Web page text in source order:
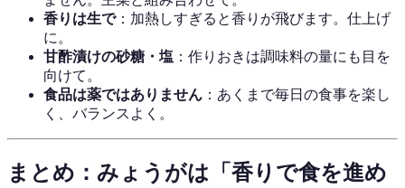
香りは生で：加熱しすぎると香りが飛びます。仕上げ
に。
甘酢漬けの砂糖・塩 ：作りおきは調味料の量にも目を
向けて。
食品は薬ではありません ：あくまで毎日の食事を楽し
く、バランスよく。
まとめ：みょうがは「香りで食を進め